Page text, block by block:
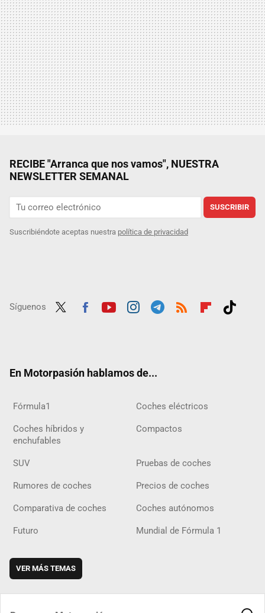
RECIBE "Arranca que nos vamos", NUESTRA
NEWSLETTER SEMANAL
SUSCRIBIR
Suscribiéndote aceptas nuestra política de privacidad
Síguenos
En Motorpasión hablamos de...
Fórmula1 Coches eléctricos
Coches híbridos y
enchufables
Compactos
SUV Pruebas de coches
Rumores de coches Precios de coches
Comparativa de coches Coches autónomos
Futuro Mundial de Fórmula 1
VER MÁS TEMAS